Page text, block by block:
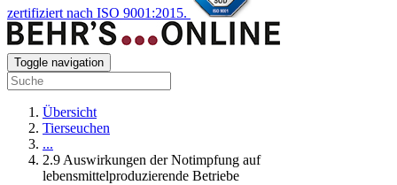
zertifiziert nach ISO 9001:2015.
Toggle navigation
Übersicht
Tierseuchen
...
2.9 Auswirkungen der Notimpfung auf
lebensmittelproduzierende Betriebe